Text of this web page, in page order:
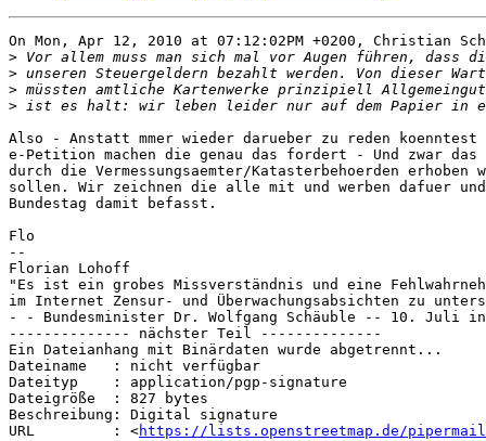
On Mon, Apr 12, 2010 at 07:12:02PM +0200, Christian
>
>
>
>
Also - Anstatt mmer wieder darueber zu reden
e-Petition machen die genau das fordert - Und zwar
durch die Vermessungsaemter/Katasterbehoerden erhoben
sollen. Wir zeichnen die alle mit und werben dafuer
Bundestag damit befasst.
Flo
--
Florian
"Es ist ein grobes Missverständnis und eine
im Internet Zensur- und Überwachungsabsichten zu
- - Bundesminister Dr. Wolfgang Schäuble -- 10. Juli
-------------- nächster Teil --------------
Ein Dateianhang mit Binärdaten wurde abgetrennt...
Dateiname   : nicht verfügbar
Dateityp    : application/pgp-signature
Dateigröße  : 827 bytes
Beschreibung: Digital signature
URL         : <https://lists.openstreetmap.de/pipermail/